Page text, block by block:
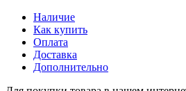
Наличие
Как купить
Оплата
Доставка
Дополнительно